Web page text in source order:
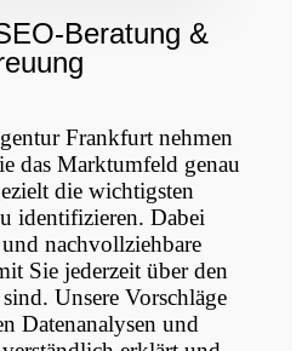
Beratung &
Frankfurt nehmen
das Marktumfeld genau
die wichtigsten
identifizieren. Dabei
nachvollziehbare
Sie jederzeit über den
Unsere Vorschläge
Datenanalysen und